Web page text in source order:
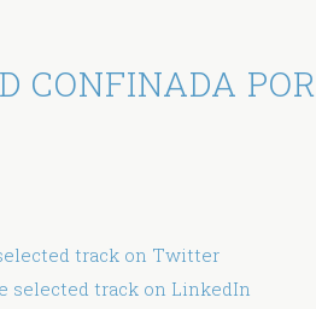
CONFINADA POR